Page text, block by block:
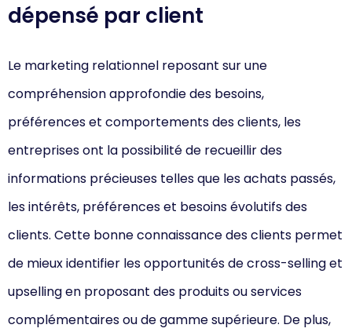
dépensé par client
Le marketing relationnel reposant sur une
compréhension approfondie des besoins,
préférences et comportements des clients, les
entreprises ont la possibilité de recueillir des
informations précieuses telles que les achats passés,
les intérêts, préférences et besoins évolutifs des
clients. Cette bonne connaissance des clients permet
de mieux identifier les opportunités de cross-selling et
upselling en proposant des produits ou services
complémentaires ou de gamme supérieure. De plus,